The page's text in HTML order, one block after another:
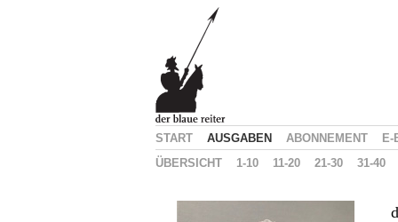
START AUSGABEN ABONNEMENT E-
ÜBERSICHT
1-10 11-20 21-30 31-40